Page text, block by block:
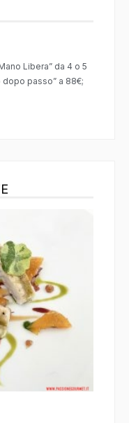
Libera” da 4 o 5
passo” a 88€;